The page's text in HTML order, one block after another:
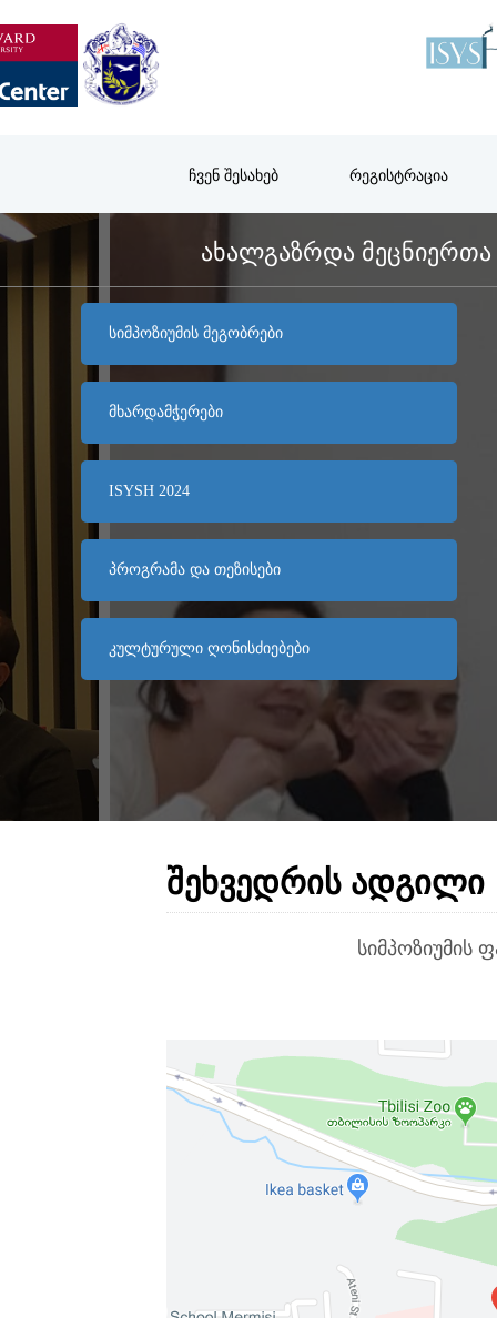
ᲩᲕᲔᲜ ᲨᲔᲡᲐᲮᲔᲑ ᲠᲔᲒᲘᲡᲢᲠᲐᲪᲘᲐ
ᲐᲮᲐᲚᲒᲐᲖᲠᲓᲐ ᲛᲔᲪᲜᲘᲔᲠᲗᲐ
ᲡᲘᲛᲞᲝᲖᲘᲣᲛᲘᲡ ᲛᲔᲒᲝᲑᲠᲔᲑᲘ
ᲛᲮᲐᲠᲓᲐᲛᲭᲔᲠᲔᲑᲘ
ISYSH 2024
ᲞᲠᲝᲒᲠᲐᲛᲐ ᲓᲐ ᲗᲔᲖᲘᲡᲔᲑᲘ
ᲙᲣᲚᲢᲣᲠᲣᲚᲘ ᲦᲝᲜᲘᲡᲫᲘᲔᲑᲔᲑᲘ
ᲨᲔᲮᲕᲔᲓᲠᲘᲡ ᲐᲓᲒᲘᲚᲘ
სიმპოზიუმის